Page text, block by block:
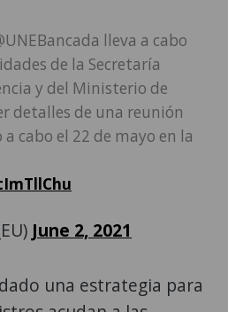
lleva a cabo
de la Secretaría
y del Ministerio de
detalles de una reunión
cabo el 22 de mayo en la
June 2, 2021
una estrategia para